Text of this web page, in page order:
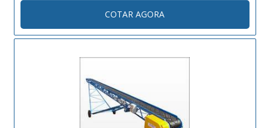
barato no mercado; Apresenta grande facilidade de
produção; Material proporciona extrema elasticidade; Se
adéqua a....
COTAR AGORA